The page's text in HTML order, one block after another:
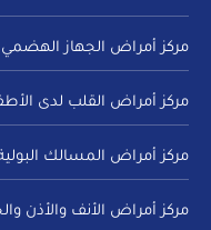
مركز أمراض الجهاز الهضمي
مركز أمراض القلب لدى
مركز أمراض المسالك
مركز أمراض الأنف والأذن